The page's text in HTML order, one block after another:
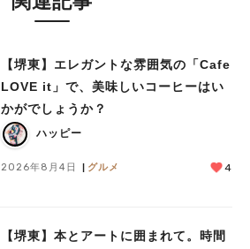
【堺東】エレガントな雰囲気の「Cafe
LOVE it」で、美味しいコーヒーはい
かがでしょうか？
ハッピー
2026年8月4日 グルメ 4
【堺東】本とアートに囲まれて。時間